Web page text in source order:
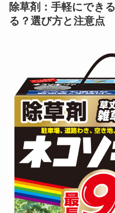
除草剤：手軽にでき
る？選び方と注意点